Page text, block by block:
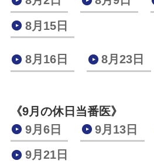
8月15日
8月16日 8月23日
《9月の休日当番医》
9月6日
9月13日
9月21日